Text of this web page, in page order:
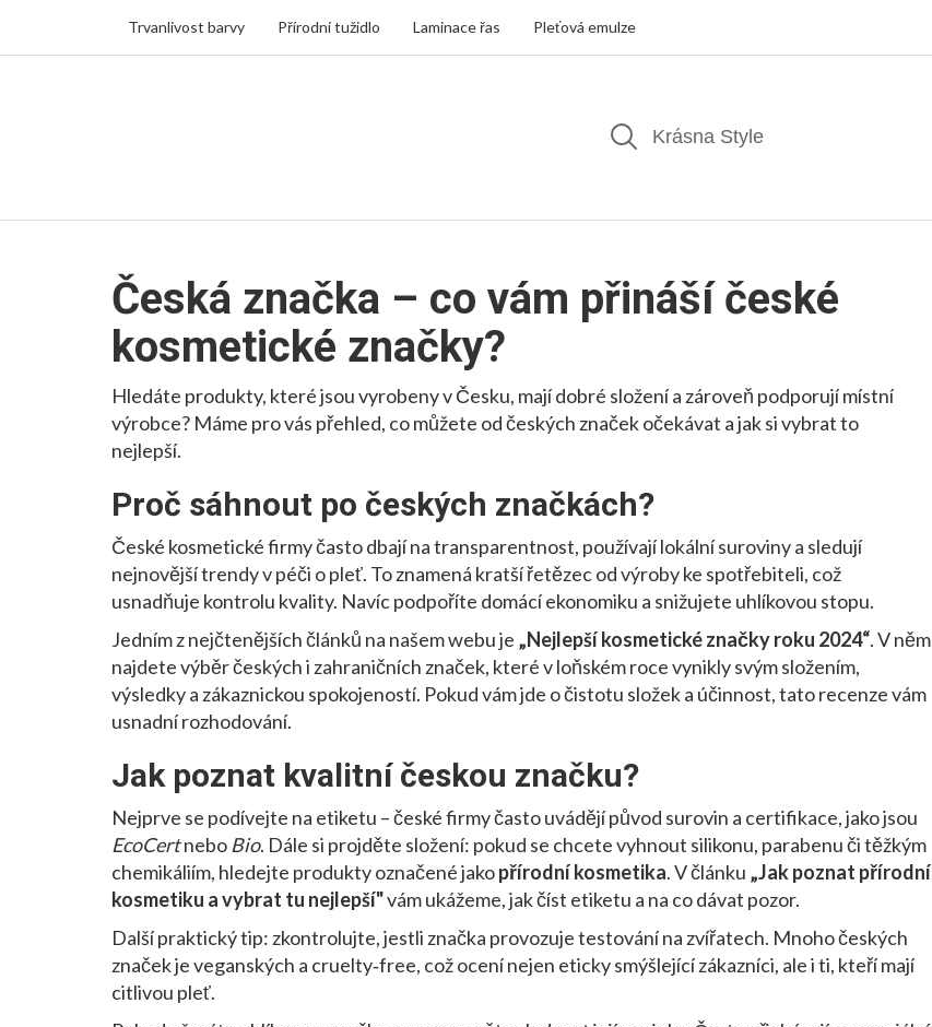
Trvanlivost barvy Přírodní tužidlo Laminace řas Pleťová emulze
Česká značka – co vám přináší české
kosmetické značky?
Hledáte produkty, které jsou vyrobeny v Česku, mají dobré složení a zároveň podporují místní
výrobce? Máme pro vás přehled, co můžete od českých značek očekávat a jak si vybrat to
nejlepší.
Proč sáhnout po českých značkách?
České kosmetické firmy často dbají na transparentnost, používají lokální suroviny a sledují
nejnovější trendy v péči o pleť. To znamená kratší řetězec od výroby ke spotřebiteli, což
usnadňuje kontrolu kvality. Navíc podpoříte domácí ekonomiku a snižujete uhlíkovou stopu.
Jedním z nejčtenějších článků na našem webu je „Nejlepší kosmetické značky roku 2024“. V něm
najdete výběr českých i zahraničních značek, které v loňském roce vynikly svým složením,
výsledky a zákaznickou spokojeností. Pokud vám jde o čistotu složek a účinnost, tato recenze vám
usnadní rozhodování.
Jak poznat kvalitní českou značku?
Nejprve se podívejte na etiketu – české firmy často uvádějí původ surovin a certifikace, jako jsou
EcoCertnebo Bio. Dále si projděte složení: pokud se chcete vyhnout silikonu, parabenu či těžkým
chemikáliím, hledejte produkty označené jakopřírodní kosmetika. V článku „Jak poznat přírodní
kosmetiku a vybrat tu nejlepší"vám ukážeme, jak číst etiketu a na co dávat pozor.
Další praktický tip: zkontrolujte, jestli značka provozuje testování na zvířatech. Mnoho českých
značek je veganských a cruelty‑free, což ocení nejen eticky smýšlející zákazníci, ale i ti, kteří mají
citlivou pleť.